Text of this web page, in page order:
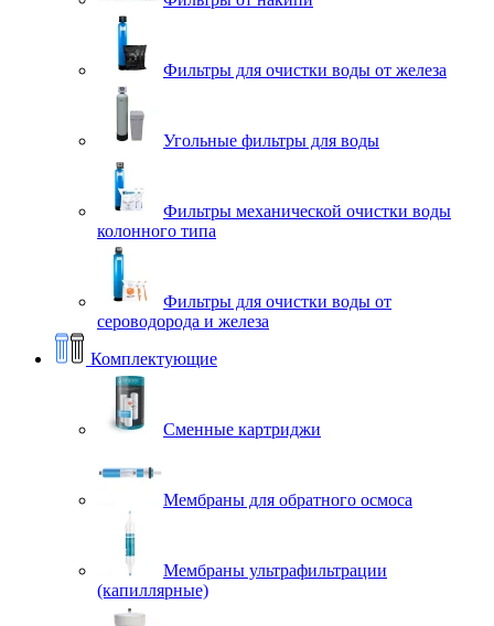
Фильтры для очистки воды от железа
Угольные фильтры для воды
Фильтры механической очистки воды
колонного типа
Фильтры для очистки воды от
сероводорода и железа
Комплектующие
Сменные картриджи
Мембраны для обратного осмоса
Мембраны ультрафильтрации
(капиллярные)